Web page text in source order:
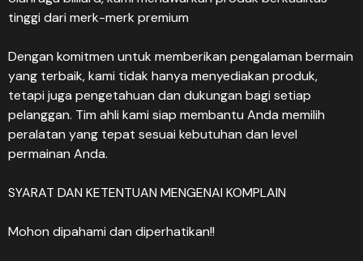
tinggi dari merk-merk premium
Dengan komitmen untuk memberikan pengalaman bermain
yang terbaik, kami tidak hanya menyediakan produk,
tetapi juga pengetahuan dan dukungan bagi setiap
pelanggan. Tim ahli kami siap membantu Anda memilih
peralatan yang tepat sesuai kebutuhan dan level
permainan Anda.
SYARAT DAN KETENTUAN MENGENAI KOMPLAIN
Mohon dipahami dan diperhatikan!!